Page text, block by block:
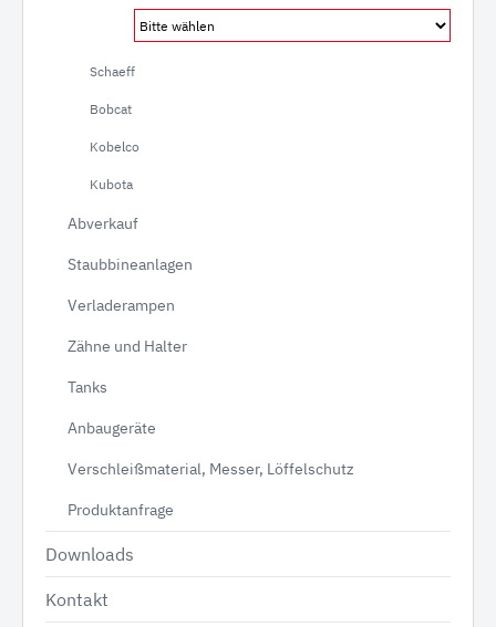
Schaeff
Bobcat
Kobelco
Kubota
Abverkauf
Staubbineanlagen
Verladerampen
Zähne und Halter
Tanks
Anbaugeräte
Verschleißmaterial, Messer, Löffelschutz
Produktanfrage
Downloads
Kontakt